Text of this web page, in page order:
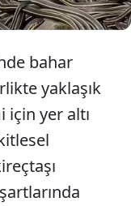
bahar
yaklaşık
için yer altı